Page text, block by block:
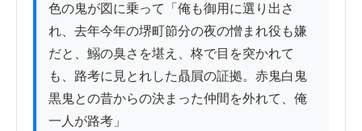
色の鬼が図に乗って「俺も御用に選り出さ
れ、去年今年の堺町節分の夜の憎まれ役も嫌
だと、鰯の臭さを堪え、柊で目を突かれて
も、路考に見とれした贔屓の証拠。赤鬼白鬼
黒鬼との昔からの決まった仲間を外れて、俺
一人が路考」